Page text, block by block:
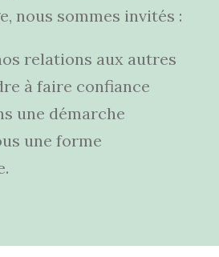
nous sommes invités :
relations aux autres
à faire confiance
une démarche
une forme